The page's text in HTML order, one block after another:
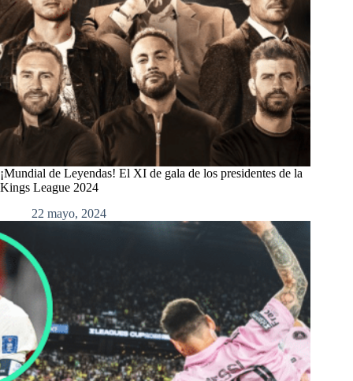
¡Mundial de Leyendas! El XI de gala de los presidentes de la
Kings League 2024
22 mayo, 2024